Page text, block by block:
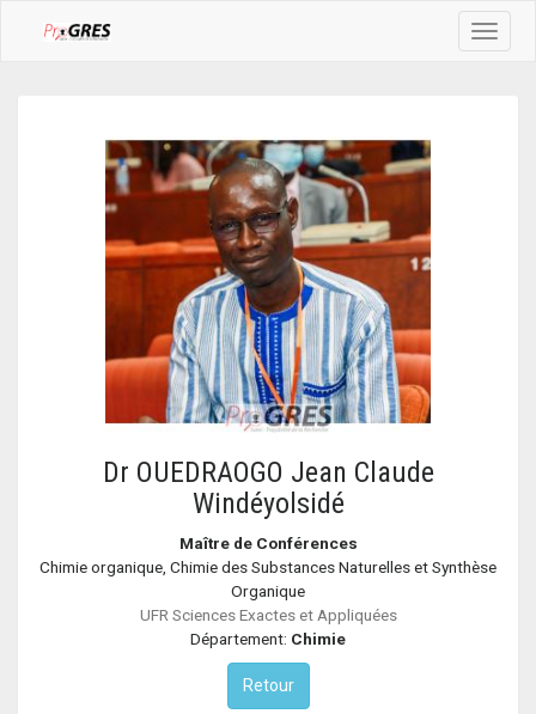
Toggle
Dr OUEDRAOGO Jean Claude
Windéyolsidé
Maître de Conférences
Chimie organique, Chimie des Substances Naturelles et Synthèse
Organique
UFR Sciences Exactes et Appliquées
Département: Chimie
Retour